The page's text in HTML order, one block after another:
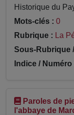
Historique du
Mots-clés : 0
Rubrique : La
Sous-Rubrique
Indice /
Paroles de
l'abbaye de